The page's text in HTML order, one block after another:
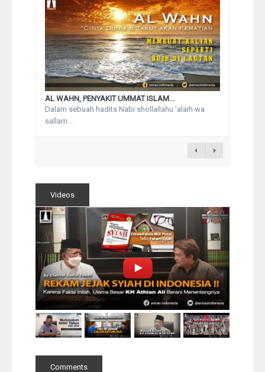
AL WAHN, PENYAKIT UMMAT ISLAM...
Dalam sebuah hadits Nabi shollallahu ’alaih wa
sallam...
Videos
Comments